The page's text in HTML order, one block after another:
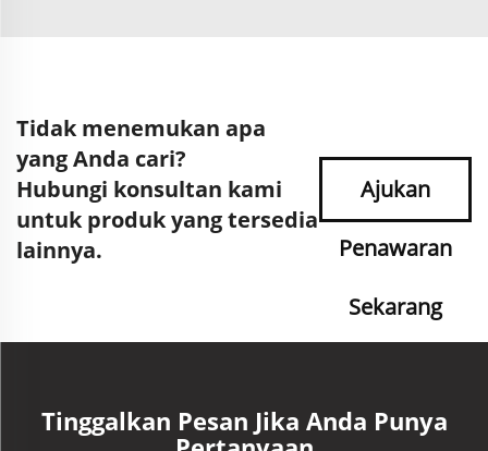
Tidak menemukan apa
yang Anda cari?
Hubungi konsultan kami
untuk produk yang tersedia
lainnya.
Ajukan
Penawaran
Sekarang
Tinggalkan Pesan Jika Anda Punya